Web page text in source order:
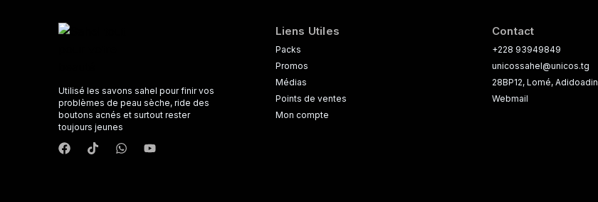
Utilisé les savons sahel pour finir vos
problèmes de peau sèche, ride des
boutons acnés et surtout rester
toujours jeunes
Liens Utiles
Packs
Promos
Médias
Points de ventes
Mon compte
Contact
+228 93949849
unicossahel@unicos.tg
28BP12, Lomé, Adidoadin
Webmail